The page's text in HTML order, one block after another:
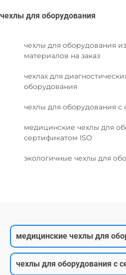
чехлы для оборудования
чехлы для оборудования
материалов на заказ
чехлах для
оборудования
чехлы для оборудования с
медицинские чехлы для
сертификатом ISO
экологичные чехлы для
медицинские чехлы для
чехлы для оборудования с